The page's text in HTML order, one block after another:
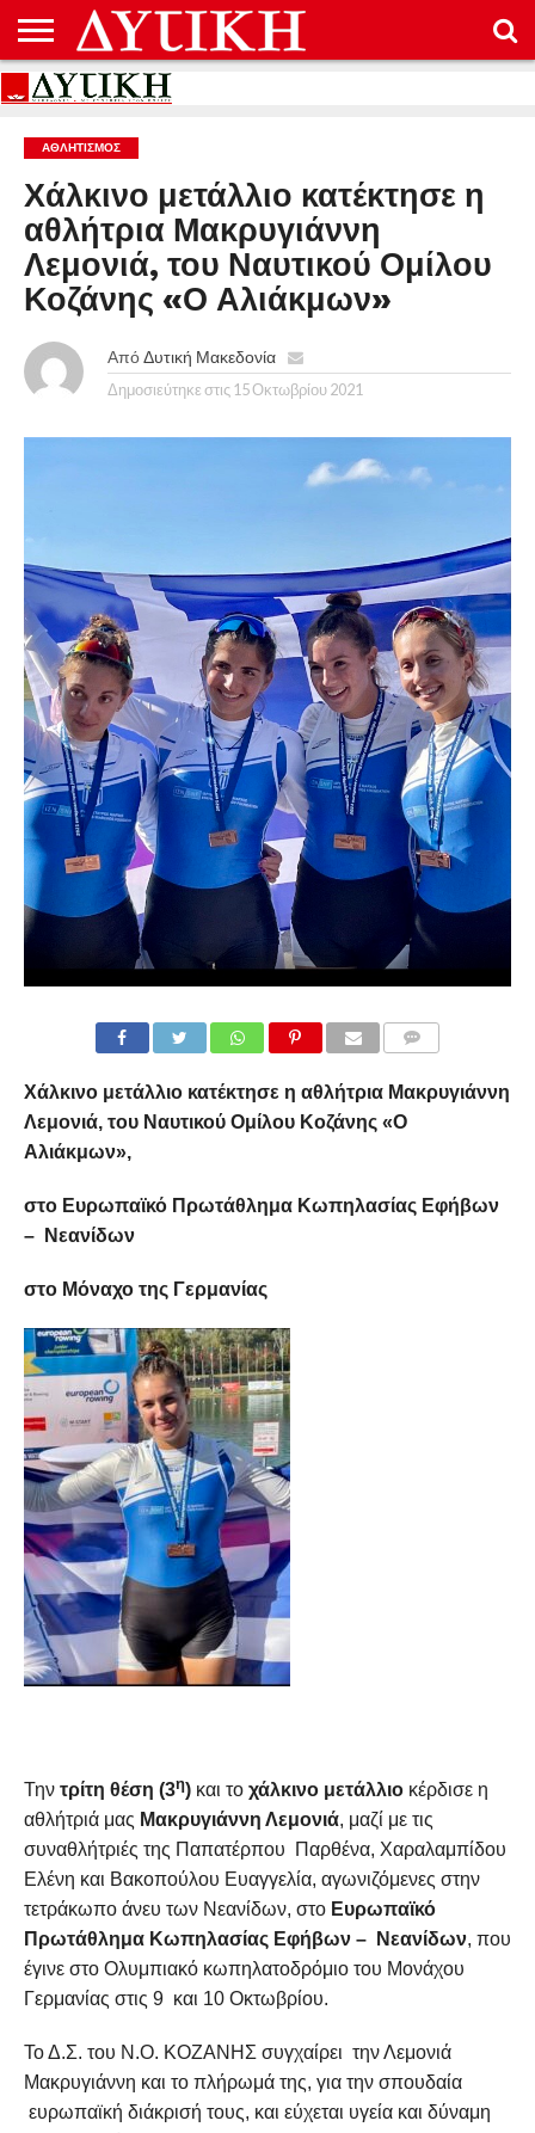
ΑΡΧΙΚΉ
ΕΠΙΚΟΙΝΩΝΊΑ
ΌΡΟΙ
ΠΡΟΣΤΑΣΊΑ
ΔΕΔΟΜΈΝΩΝ
ΑΘΛΗΤΙΣΜΌΣ
Χάλκινο μετάλλιο κατέκτησε η
αθλήτρια Μακρυγιάννη
Λεμονιά, του Ναυτικού Ομίλου
Κοζάνης «Ο Αλιάκμων»
Από Δυτική Μακεδονία
Δημοσιεύτηκε στις 15 Οκτωβρίου 2021
Χάλκινο μετάλλιο κατέκτησε η αθλήτρια Μακρυγιάννη
Λεμονιά, του Ναυτικού Ομίλου Κοζάνης «Ο
Αλιάκμων»,
στο Ευρωπαϊκό Πρωτάθλημα Κωπηλασίας Εφήβων
– Νεανίδων
στο Μόναχο της Γερμανίας
Την τρίτη θέση (3η)και το χάλκινο μετάλλιοκέρδισε η
αθλήτριά μας Μακρυγιάννη Λεμονιά, μαζί με τις
συναθλήτριές της Παπατέρπου Παρθένα, Χαραλαμπίδου
Ελένη και Βακοπούλου Ευαγγελία, αγωνιζόμενες στην
τετράκωπο άνευ των Νεανίδων, στο Ευρωπαϊκό
Πρωτάθλημα Κωπηλασίας Εφήβων – Νεανίδων, που
έγινε στο Ολυμπιακό κωπηλατοδρόμιο του Μονάχου
Γερμανίας στις 9 και 10 Οκτωβρίου.
Το Δ.Σ. του Ν.Ο. ΚΟΖΑΝΗΣ συγχαίρει την Λεμονιά
Μακρυγιάννη και το πλήρωμά της, για την σπουδαία
ευρωπαϊκή διάκρισή τους, και εύχεται υγεία και δύναμη